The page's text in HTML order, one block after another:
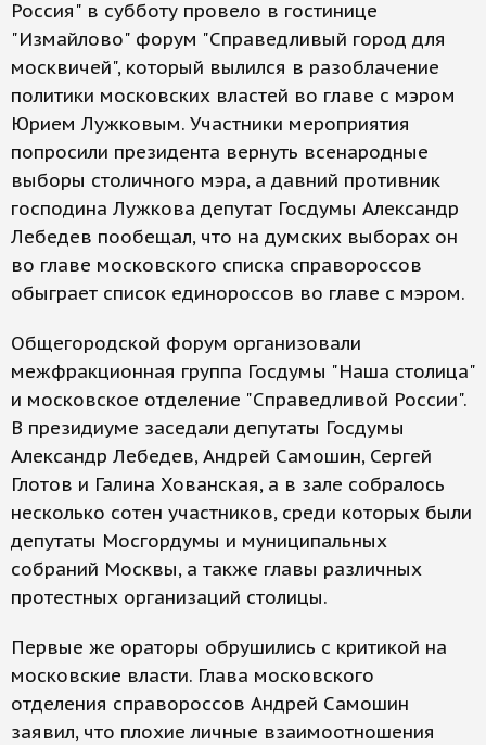
Россия" в субботу провело в гостинице
"Измайлово" форум "Справедливый город для
москвичей", который вылился в разоблачение
политики московских властей во главе с мэром
Юрием Лужковым. Участники мероприятия
попросили президента вернуть всенародные
выборы столичного мэра, а давний противник
господина Лужкова депутат Госдумы Александр
Лебедев пообещал, что на думских выборах он
во главе московского списка справороссов
обыграет список единороссов во главе с мэром.
Общегородской форум организовали
межфракционная группа Госдумы "Наша столица"
и московское отделение "Справедливой России".
В президиуме заседали депутаты Госдумы
Александр Лебедев, Андрей Самошин, Сергей
Глотов и Галина Хованская, а в зале собралось
несколько сотен участников, среди которых были
депутаты Мосгордумы и муниципальных
собраний Москвы, а также главы различных
протестных организаций столицы.
Первые же ораторы обрушились с критикой на
московские власти. Глава московского
отделения справороссов Андрей Самошин
заявил, что плохие личные взаимоотношения